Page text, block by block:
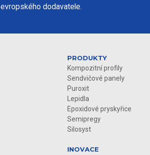
evropského dodavatele.
PRODUKTY
Kompozitní profily
Sendvičové panely
Puroxit
Lepidla
Epoxidové pryskyřice
Semipregy
Silosyst
INOVACE